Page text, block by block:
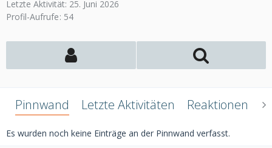
Letzte Aktivität: 25. Juni 2026
Profil-Aufrufe 54
Pinnwand Letzte Aktivitäten Reaktionen
Es wurden noch keine Einträge an der Pinnwand verfasst.